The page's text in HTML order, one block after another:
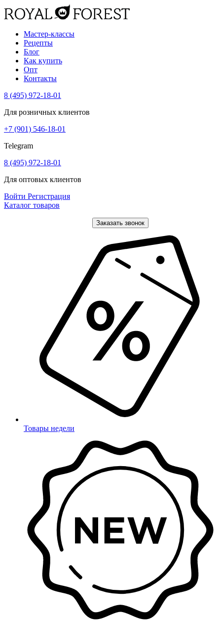
Мастер-классы
Рецепты
Блог
Как купить
Опт
Контакты
8 (495) 972-18-01
Для розничных клиентов
+7 (901) 546-18-01
Telegram
8 (495) 972-18-01
Для оптовых клиентов
Войти Регистрация
Каталог товаров
Заказать звонок
Товары недели